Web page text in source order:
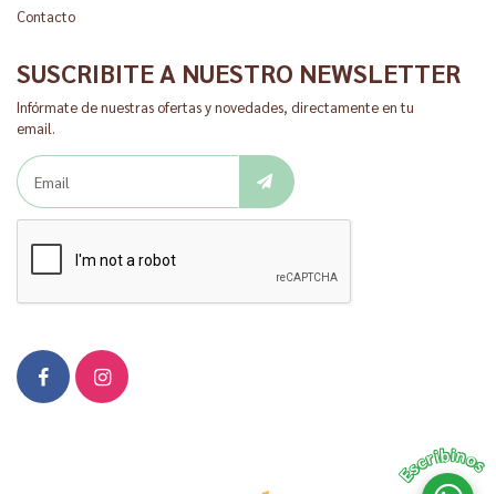
Contacto
SUSCRIBITE A NUESTRO NEWSLETTER
Infórmate de nuestras ofertas y novedades, directamente en tu
email.
Escribinos